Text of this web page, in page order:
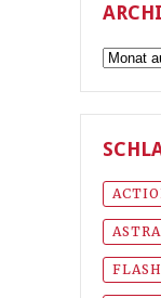
Archiv